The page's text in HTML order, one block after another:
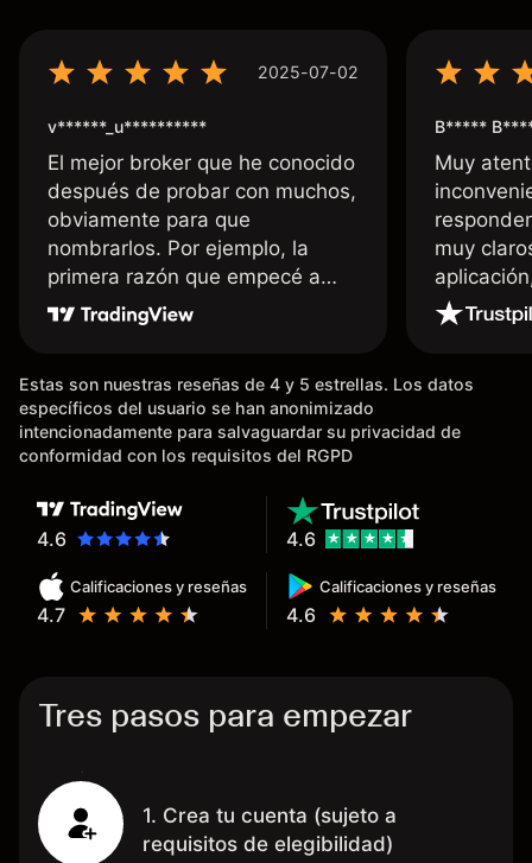
2025-07-02
v******_u**********
El mejor broker que he conocido
después de probar con muchos,
obviamente para que
nombrarlos. Por ejemplo, la
primera razón que empecé a
usar Capital fue la llegada de mi
dinero de inmediato a mi cuenta
existentes en el mercado que
tardan días o tienen mucha
burocracia; y la segunda razón,
hecho de operar en un mercado
determinado, debido a los
spread y al volumen existente.
Mientras más activo seas, más
dinero te reembolsa. Muchas
B*****
Muy
muy
Estas son nuestras reseñas de 4 y 5 estrellas. Los datos
específicos del usuario se han anonimizado
intencionadamente para salvaguardar su privacidad de
conformidad con los requisitos del RGPD
4.6
Calificaciones y reseñas
4.7
Calificaciones y reseñas
4.6
4.6
Tres pasos para empezar
1. Crea tu cuenta (sujeto a
requisitos de elegibilidad)